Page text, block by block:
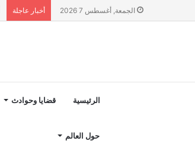
الجمعة, أغسطس 7 2026 أخبار عاجلة
الرئيسية قضايا وحوادث
حول العالم